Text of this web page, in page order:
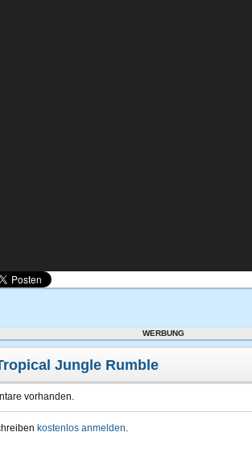
WERBUNG
Jungle Rumble
vorhanden.
kostenlos anmelden.